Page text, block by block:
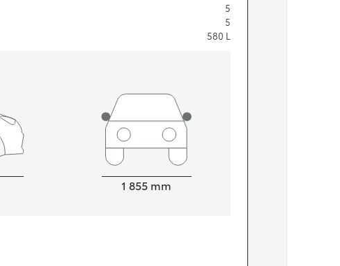
5
5
580 L
1 855 mm